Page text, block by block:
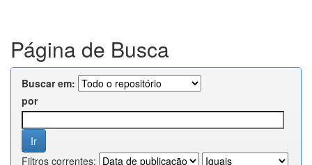
Página de Busca
Buscar em:
por
Filtros correntes: